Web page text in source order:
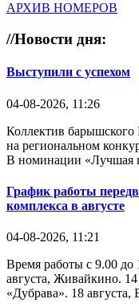
АРХИВ НОМЕРОВ
//Новости дня:
Выступили с успехом
04-08-2026, 11:26
Коллектив барышского
на региональном
В номинации «Лучшая
График работы
комплекса в августе
04-08-2026, 11:21
Время работы с 9.00 до
августа, Живайкино.
«Дубрава». 18